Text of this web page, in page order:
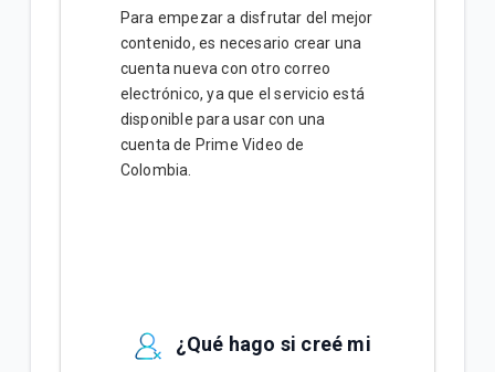
Para empezar a disfrutar del mejor
contenido, es necesario crear una
cuenta nueva con otro correo
electrónico, ya que el servicio está
disponible para usar con una
cuenta de Prime Video de
Colombia.
¿Qué hago si creé mi